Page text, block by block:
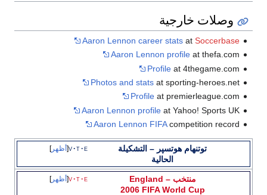
وصلات خارجية
Aaron Lennon career statsat Soccerbase
Aaron Lennon profileat thefa.com
Profileat 4thegame.com
Photos and statsat sporting-heroes.net
Profileat premierleague.com
Aaron Lennon profileat Yahoo! Sports UK
Aaron Lennon FIFAcompetition record
أظهر v t e توتنهام هوتسپر – التشكيلة
الحالية
أظهر v t e منتخب England–
2006 FIFA World Cup